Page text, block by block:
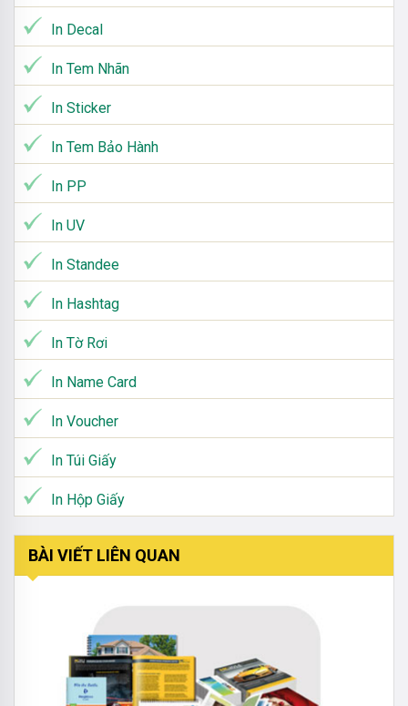
In Decal
In Tem Nhãn
In Sticker
In Tem Bảo Hành
In PP
In UV
In Standee
In Hashtag
In Tờ Rơi
In Name Card
In Voucher
In Túi Giấy
In Hộp Giấy
BÀI VIẾT LIÊN QUAN